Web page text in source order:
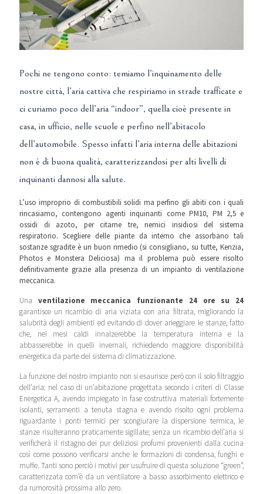
Pochi ne tengono conto: temiamo l’inquinamento delle
nostre città, l’aria cattiva che respiriamo in strade trafficate e
ci curiamo poco dell’aria “indoor”, quella cioè presente in
casa, in ufficio, nelle scuole e perfino nell’abitacolo
dell’automobile. Spesso infatti l’aria interna delle abitazioni
non è di buona qualità, caratterizzandosi per alti livelli di
inquinanti dannosi alla salute.
L’uso improprio di combustibili solidi ma perfino gli abiti con i quali
rincasiamo, contengono agenti inquinanti come PM10, PM 2,5 e
ossidi di azoto, per citarne tre, nemici insidiosi del sistema
respiratorio. Scegliere delle piante da interno che assorbano tali
sostanze sgradite è un buon rimedio (si consigliano, su tutte, Kenzia,
Photos e Monstera Deliciosa) ma il problema può essere risolto
definitivamente grazie alla presenza di un impianto di ventilazione
meccanica.
Una ventilazione meccanica funzionante 24 ore su 24
garantisce un ricambio di aria viziata con aria filtrata, migliorando la
salubrità degli ambienti ed evitando di dover arieggiare le stanze, fatto
che, nei mesi caldi innalzerebbe la temperatura interna e la
abbasserebbe in quelli invernali, richiedendo maggiore disponibilità
energetica da parte del sistema di climatizzazione.
La funzione del nostro impianto non si esaurisce però con il solo filtraggio
dell’aria: nel caso di un’abitazione progettata secondo i criteri di Classe
Energetica A, avendo impiegato in fase costruttiva materiali fortemente
isolanti, serramenti a tenuta stagna e avendo risolto ogni problema
riguardante i ponti termici per scongiurare la dispersione termica, le
stanze risulteranno praticamente sigillate; senza un ricambio dell’aria si
verificherà il ristagno dei pur deliziosi profumi provenienti dalla cucina
così come possono verificarsi anche le formazioni di condensa, funghi e
muffe. Tanti sono perciò i motivi per usufruire di questa soluzione “green”,
caratterizzata com’è da un ventilatore a basso assorbimento elettrico e
da rumorosità prossima allo zero.